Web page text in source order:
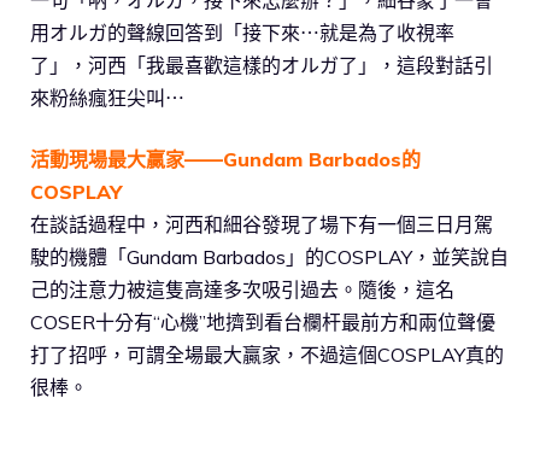
用オルガ的聲線回答到「接下來⋯就是為了收視率
了」，河西「我最喜歡這樣的オルガ了」，這段對話引
來粉絲瘋狂尖叫⋯
活動現場最大贏家——Gundam Barbados的
COSPLAY
在談話過程中，河西和細谷發現了場下有一個三日月駕
駛的機體「Gundam Barbados」的COSPLAY，並笑說自
己的注意力被這隻高達多次吸引過去。隨後，這名
COSER十分有“心機”地擠到看台欄杆最前方和兩位聲優
打了招呼，可謂全場最大贏家，不過這個COSPLAY真的
很棒。